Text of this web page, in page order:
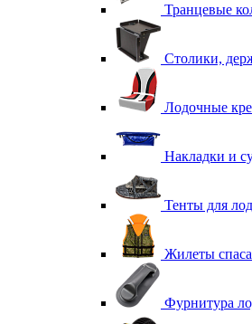
Транцевые
Столики,
Лодочные
Накладки и
Тенты для
Жилеты
Фурнитура